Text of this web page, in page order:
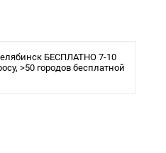
БЕСПЛАТНО 7-10
>50 городов бесплатной